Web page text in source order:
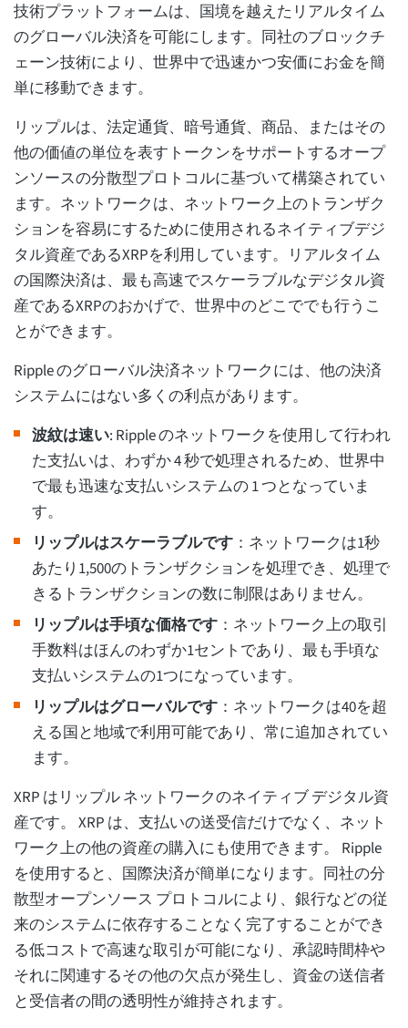
技術プラットフォームは、国境を越えたリアルタイム
のグローバル決済を可能にします。同社のブロックチ
ェーン技術により、世界中で迅速かつ安価にお金を簡
単に移動できます。
リップルは、法定通貨、暗号通貨、商品、またはその
他の価値の単位を表すトークンをサポートするオープ
ンソースの分散型プロトコルに基づいて構築されてい
ます。ネットワークは、ネットワーク上のトランザク
ションを容易にするために使用されるネイティブデジ
タル資産であるXRPを利用しています。リアルタイム
の国際決済は、最も高速でスケーラブルなデジタル資
産であるXRPのおかげで、世界中のどこででも行うこ
とができます。
Ripple のグローバル決済ネットワークには、他の決済
システムにはない多くの利点があります。
波紋は速い: Ripple のネットワークを使用して行われ
た支払いは、わずか 4 秒で処理されるため、世界中
で最も迅速な支払いシステムの 1 つとなっていま
す。
リップルはスケーラブルです ：ネットワークは1秒
あたり1,500のトランザクションを処理でき、処理で
きるトランザクションの数に制限はありません。
リップルは手頃な価格です ：ネットワーク上の取引
手数料はほんのわずか1セントであり、最も手頃な
支払いシステムの1つになっています。
リップルはグローバルです ：ネットワークは40を超
える国と地域で利用可能であり、常に追加されてい
ます。
XRP はリップル ネットワークのネイティブ デジタル資
産です。 XRP は、支払いの送受信だけでなく、ネット
ワーク上の他の資産の購入にも使用できます。 Ripple
を使用すると、国際決済が簡単になります。同社の分
散型オープンソース プロトコルにより、銀行などの従
来のシステムに依存することなく完了することができ
る低コストで高速な取引が可能になり、承認時間枠や
それに関連するその他の欠点が発生し、資金の送信者
と受信者の間の透明性が維持されます。